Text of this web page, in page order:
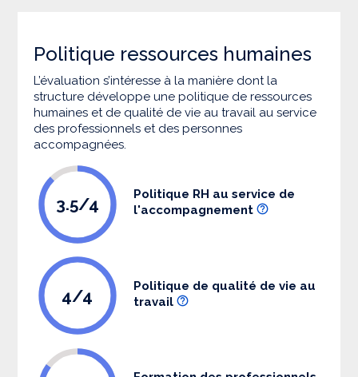
Politique ressources humaines
L’évaluation s’intéresse à la manière dont la
structure développe une politique de ressources
humaines et de qualité de vie au travail au service
des professionnels et des personnes
accompagnées.
3.5/4
Politique RH au service de
l'accompagnement
4/4
Politique de qualité de vie au
travail